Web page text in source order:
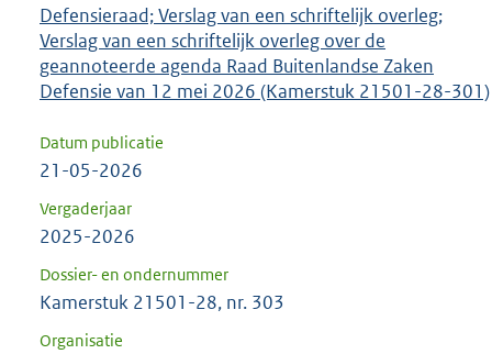
Defensieraad; Verslag van een schriftelijk overleg;
Verslag van een schriftelijk overleg over de
geannoteerde agenda Raad Buitenlandse Zaken
Defensie van 12 mei 2026 (Kamerstuk 21501-28-301)
Datum publicatie
21-05-2026
Vergaderjaar
2025-2026
Dossier- en ondernummer
Kamerstuk 21501-28, nr. 303
Organisatie